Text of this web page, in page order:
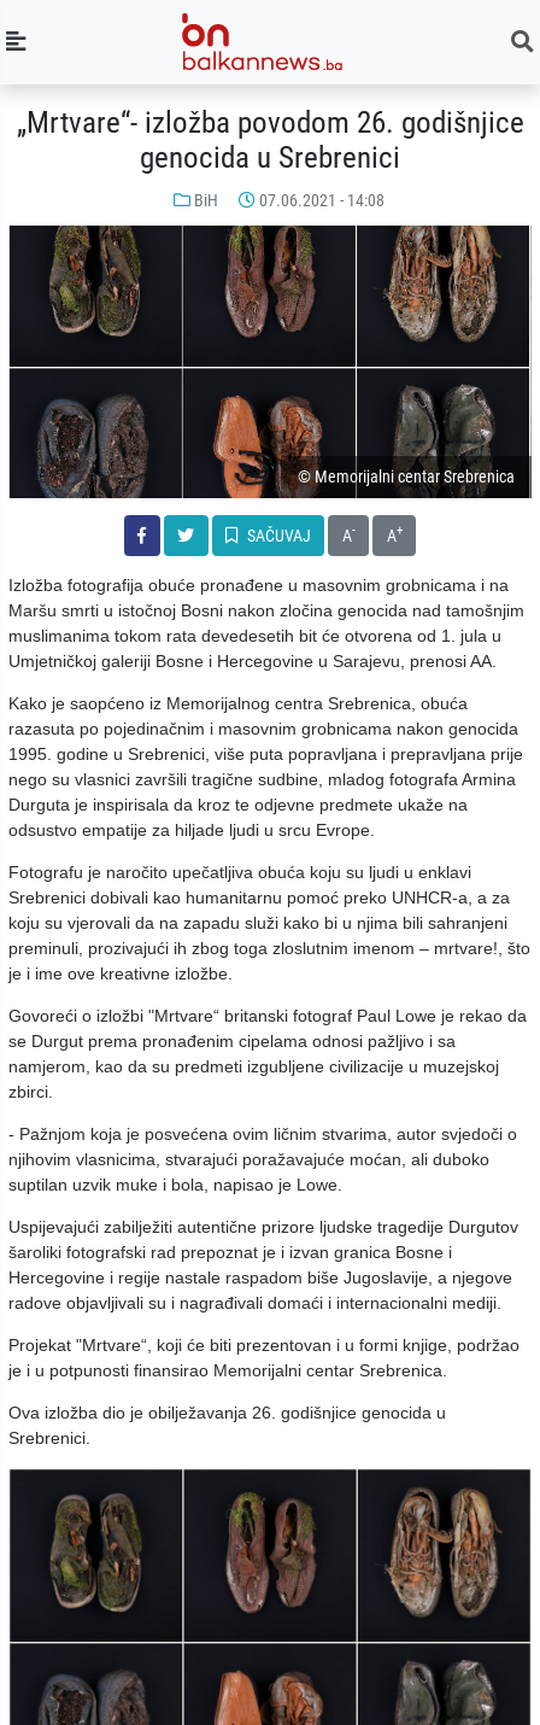
„Mrtvare“- izložba povodom 26. godišnjice
genocida u Srebrenici
BiH 07.06.2021 - 14:08
© Memorijalni centar Srebrenica
SAČUVAJ A- A+
Izložba fotografija obuće pronađene u masovnim grobnicama i na
Maršu smrti u istočnoj Bosni nakon zločina genocida nad tamošnjim
muslimanima tokom rata devedesetih bit će otvorena od 1. jula u
Umjetničkoj galeriji Bosne i Hercegovine u Sarajevu, prenosi AA.
Kako je saopćeno iz Memorijalnog centra Srebrenica, obuća
razasuta po pojedinačnim i masovnim grobnicama nakon genocida
1995. godine u Srebrenici, više puta popravljana i prepravljana prije
nego su vlasnici završili tragične sudbine, mladog fotografa Armina
Durguta je inspirisala da kroz te odjevne predmete ukaže na
odsustvo empatije za hiljade ljudi u srcu Evrope.
Fotografu je naročito upečatljiva obuća koju su ljudi u enklavi
Srebrenici dobivali kao humanitarnu pomoć preko UNHCR-a, a za
koju su vjerovali da na zapadu služi kako bi u njima bili sahranjeni
preminuli, prozivajući ih zbog toga zloslutnim imenom – mrtvare!, što
je i ime ove kreativne izložbe.
Govoreći o izložbi "Mrtvare“ britanski fotograf Paul Lowe je rekao da
se Durgut prema pronađenim cipelama odnosi pažljivo i sa
namjerom, kao da su predmeti izgubljene civilizacije u muzejskoj
zbirci.
- Pažnjom koja je posvećena ovim ličnim stvarima, autor svjedoči o
njihovim vlasnicima, stvarajući poražavajuće moćan, ali duboko
suptilan uzvik muke i bola, napisao je Lowe.
Uspijevajući zabilježiti autentične prizore ljudske tragedije Durgutov
šaroliki fotografski rad prepoznat je i izvan granica Bosne i
Hercegovine i regije nastale raspadom biše Jugoslavije, a njegove
radove objavljivali su i nagrađivali domaći i internacionalni mediji.
Projekat "Mrtvare“, koji će biti prezentovan i u formi knjige, podržao
je i u potpunosti finansirao Memorijalni centar Srebrenica.
Ova izložba dio je obilježavanja 26. godišnjice genocida u
Srebrenici.